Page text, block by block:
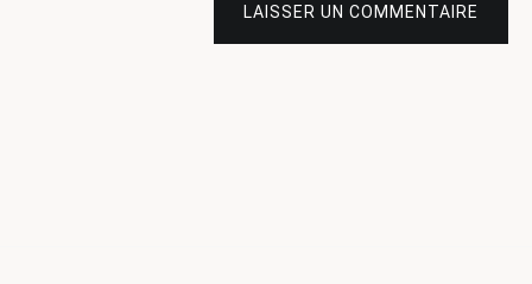
LAISSER UN COMMENTAIRE